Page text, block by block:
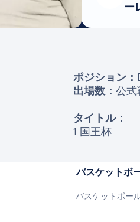
ー
ポジション：
出場数： 公式
タイトル：
1 ​国王杯
バスケットボ
バスケットボー